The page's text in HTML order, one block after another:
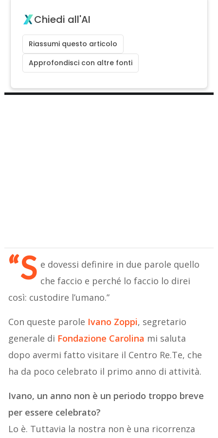
Chiedi all'AI
Riassumi questo articolo
Approfondisci con altre fonti
“S e dovessi definire in due parole quello
che faccio e perché lo faccio lo direi
così: custodire l’umano.”
Con queste parole Ivano Zoppi, segretario
generale di Fondazione Carolina mi saluta
dopo avermi fatto visitare il Centro Re.Te, che
ha da poco celebrato il primo anno di attività.
Ivano, un anno non è un periodo troppo breve
per essere celebrato?
Lo è. Tuttavia la nostra non è una ricorrenza